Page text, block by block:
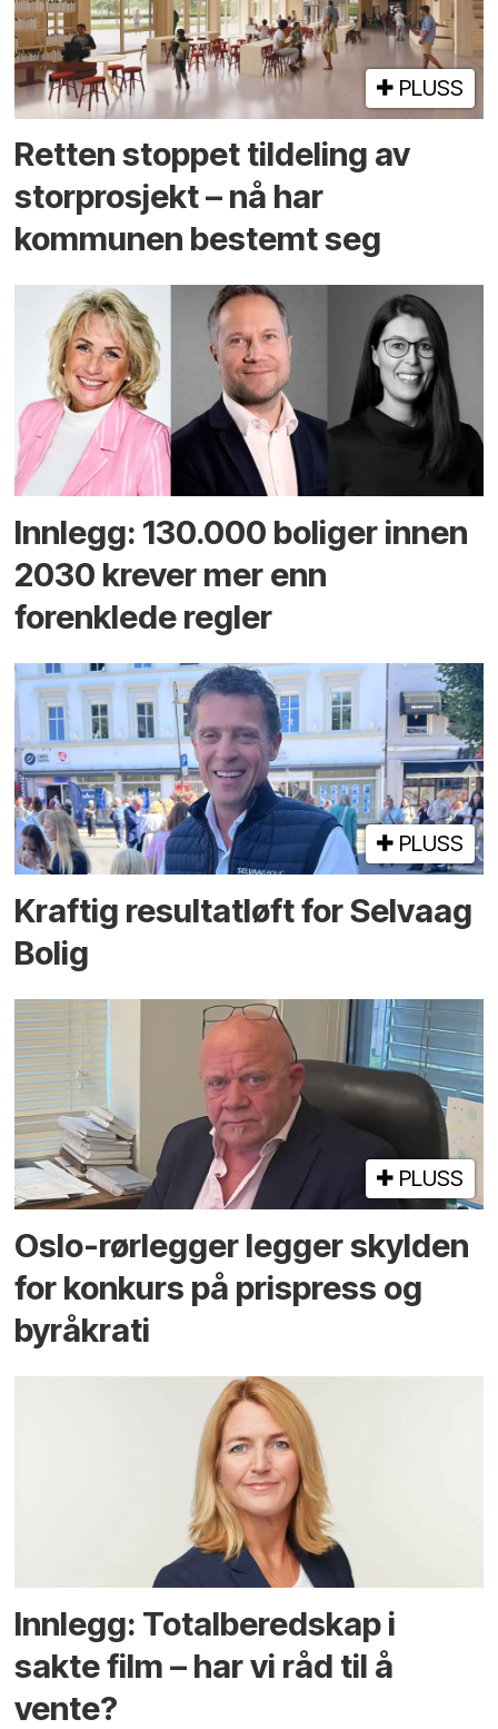
PLUSS
Retten stoppet tildeling av
storprosjekt – nå har
kommunen bestemt seg
Innlegg: 130.000 boliger innen
2030 krever mer enn
forenklede regler
PLUSS
Kraftig resultatløft for Selvaag
Bolig
PLUSS
Oslo-rørlegger legger skylden
for konkurs på prispress og
byråkrati
Innlegg: Totalberedskap i
sakte film – har vi råd til å
vente?